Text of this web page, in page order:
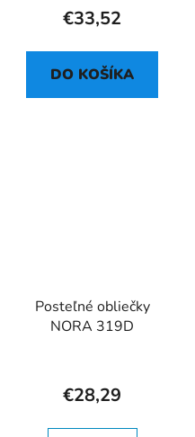
€33,52
DO KOŠÍKA
Posteľné obliečky
NORA 319D
€28,29